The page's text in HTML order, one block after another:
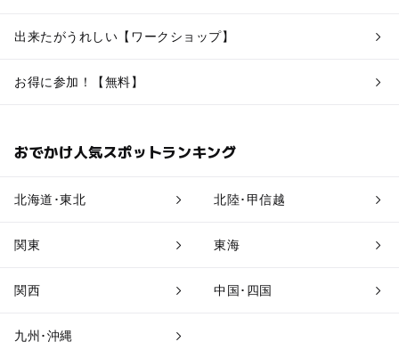
出来たがうれしい【ワークショップ】
お得に参加！【無料】
おでかけ人気スポットランキング
北海道･東北 北陸･甲信越
関東 東海
関西 中国･四国
九州･沖縄